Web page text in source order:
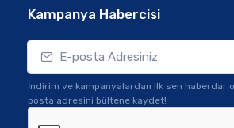
Kampanya Habercisi
İndirim ve kampanyalardan ilk sen haberdar
posta adresini bültene kaydet!